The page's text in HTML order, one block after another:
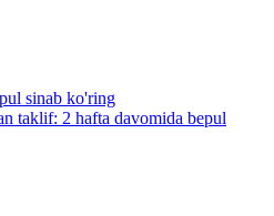
sinab ko'ring
taklif: 2 hafta davomida bepul